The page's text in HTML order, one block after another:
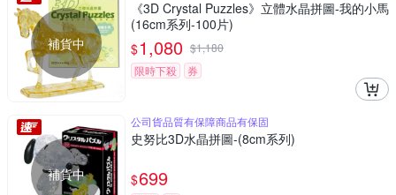
補貨中
《3D Crystal Puzzles》立體水晶拼圖-我的小馬
(16cm系列-100片)
$1,080 $1,180
限時下殺
券
補貨中
公司貨品質有保障商品有保固
史努比3D水晶拼圖-(8cm系列)
$699